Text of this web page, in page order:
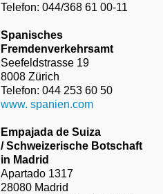
Telefon: 044/368 61 00-11
Spanisches
Fremdenverkehrsamt
Seefeldstrasse 19
8008 Zürich
Telefon: 044 253 60 50
www. spanien.com
Empajada de Suiza
/Schweizerische Botschaft
in Madrid
Apartado 1317
28080 Madrid